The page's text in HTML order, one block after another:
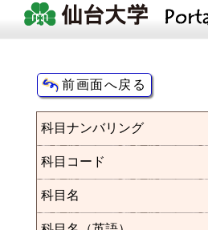
科目ナンバリング
科目コード
科目名